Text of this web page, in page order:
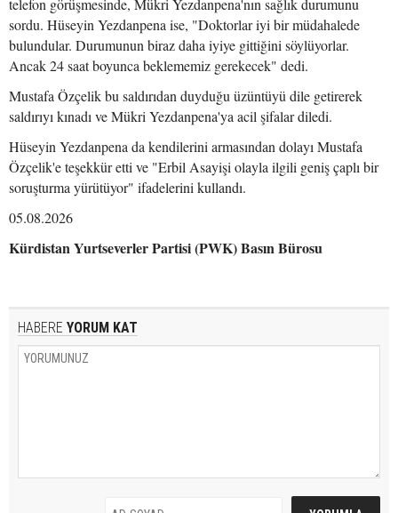
telefon görüşmesinde, Mükri Yezdanpena'nın sağlık durumunu
sordu. Hüseyin Yezdanpena ise, "Doktorlar iyi bir müdahalede
bulundular. Durumunun biraz daha iyiye gittiğini söylüyorlar.
Ancak 24 saat boyunca beklememiz gerekecek" dedi.
Mustafa Özçelik bu saldırıdan duyduğu üzüntüyü dile getirerek
saldırıyı kınadı ve Mükri Yezdanpena'ya acil şifalar diledi.
Hüseyin Yezdanpena da kendilerini armasından dolayı Mustafa
Özçelik'e teşekkür etti ve "Erbil Asayişi olayla ilgili geniş çaplı bir
soruşturma yürütüyor" ifadelerini kullandı.
05.08.2026
Kürdistan Yurtseverler Partisi (PWK) Basın Bürosu
HABERE YORUM KAT